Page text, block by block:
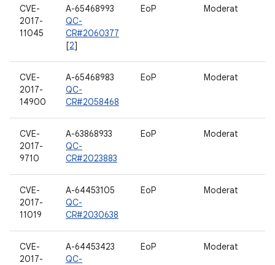
CVE-
2017-
11045
A-65468993
QC-
CR#2060377
[2]
EoP Moderat
CVE-
2017-
14900
A-65468983
QC-
CR#2058468
EoP Moderat
CVE-
2017-
9710
A-63868933
QC-
CR#2023883
EoP Moderat
CVE-
2017-
11019
A-64453105
QC-
CR#2030638
EoP Moderat
CVE-
2017-
A-64453423
QC-
EoP Moderat